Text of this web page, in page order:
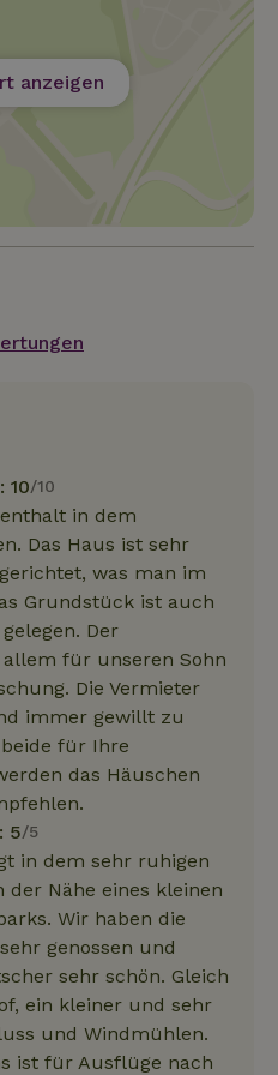
anzeigen
10/10
in dem
Das Haus ist sehr
was man im
Grundstück ist auch
Der
für unseren Sohn
Die Vermieter
immer gewillt zu
für Ihre
das Häuschen
5/5
in dem sehr ruhigen
der Nähe eines kleinen
Wir haben die
genossen und
sehr schön. Gleich
ein kleiner und sehr
und Windmühlen.
ist für Ausflüge nach